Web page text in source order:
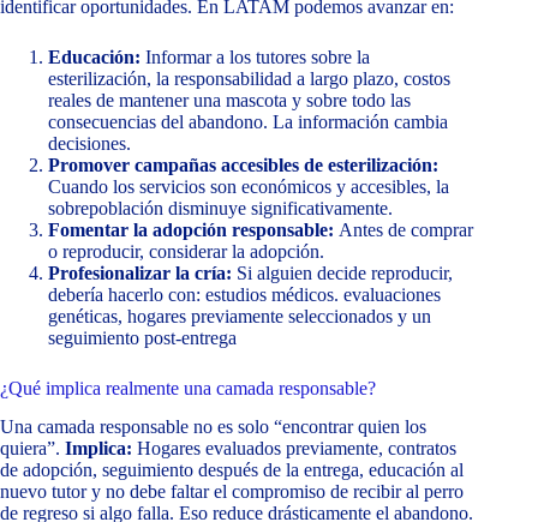
identificar oportunidades. En LATAM podemos avanzar en:
Educación: Informar a los tutores sobre la
esterilización, la responsabilidad a largo plazo, costos
reales de mantener una mascota y sobre todo las
consecuencias del abandono. La información cambia
decisiones.
Promover campañas accesibles de esterilización:
Cuando los servicios son económicos y accesibles, la
sobrepoblación disminuye significativamente.
Fomentar la adopción responsable: Antes de comprar
o reproducir, considerar la adopción.
Profesionalizar la cría: Si alguien decide reproducir,
debería hacerlo con: estudios médicos. evaluaciones
genéticas, hogares previamente seleccionados y un
seguimiento post-entrega
¿Qué implica realmente una camada responsable?
Una camada responsable no es solo “encontrar quien los
quiera”. Implica: Hogares evaluados previamente, contratos
de adopción, seguimiento después de la entrega, educación al
nuevo tutor y no debe faltar el compromiso de recibir al perro
de regreso si algo falla. Eso reduce drásticamente el abandono.